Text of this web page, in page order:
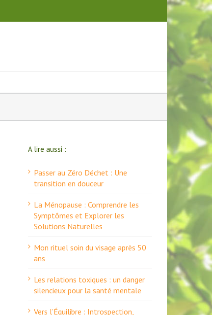
A lire aussi :
Passer au Zéro Déchet : Une
transition en douceur
La Ménopause : Comprendre les
Symptômes et Explorer les
Solutions Naturelles
Mon rituel soin du visage après 50
ans
Les relations toxiques : un danger
silencieux pour la santé mentale
Vers l’Équilibre : Introspection,